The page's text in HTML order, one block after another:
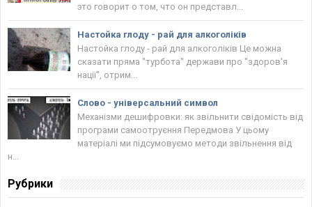
это говорит о том, что он представл...
Настойка глоду - рай для алкоголіків
Настойка глоду - рай для алкоголіків Це можна
сказати пряма "турбота" держави про "здоров'я
нації", отрим...
Слово - універсальний символ
Механізми дешифровки: як звільнити свідомість від
програми самоотруєння Передмова У цьому
матеріалі ми підсумовуємо методи звільнення від
н...
Рубрики